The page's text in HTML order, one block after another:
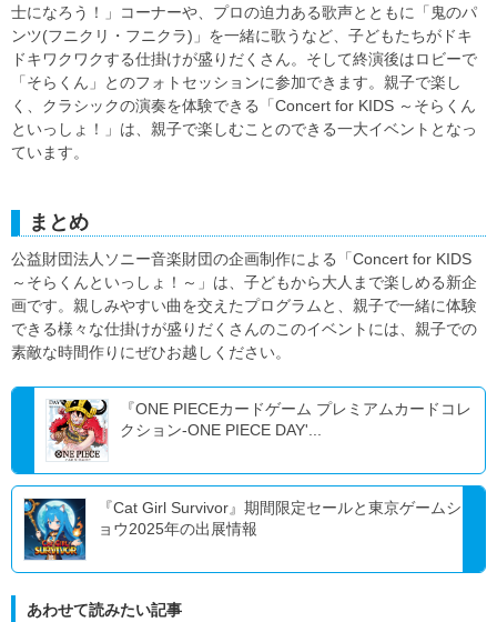
士になろう！」コーナーや、プロの迫力ある歌声とともに「鬼のパ
ンツ(フニクリ・フニクラ)」を一緒に歌うなど、子どもたちがドキ
ドキワクワクする仕掛けが盛りだくさん。そして終演後はロビーで
「そらくん」とのフォトセッションに参加できます。親子で楽し
く、クラシックの演奏を体験できる「Concert for KIDS ～そらくん
といっしょ！」は、親子で楽しむことのできる一大イベントとなっ
ています。
まとめ
公益財団法人ソニー音楽財団の企画制作による「Concert for KIDS
～そらくんといっしょ！～」は、子どもから大人まで楽しめる新企
画です。親しみやすい曲を交えたプログラムと、親子で一緒に体験
できる様々な仕掛けが盛りだくさんのこのイベントには、親子での
素敵な時間作りにぜひお越しください。
『ONE PIECEカードゲーム プレミアムカードコレ
クション-ONE PIECE DAY'...
『Cat Girl Survivor』期間限定セールと東京ゲームシ
ョウ2025年の出展情報
あわせて読みたい記事